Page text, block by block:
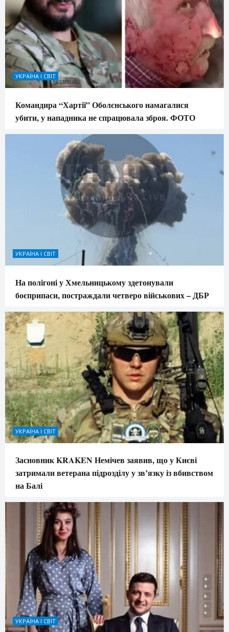
УКРАЇНА І СВІТ
Командира “Хартії” Оболєнського намагалися
убити, у нападника не спрацювала зброя. ФОТО
УКРАЇНА І СВІТ
На полігоні у Хмельницькому здетонували
боєприпаси, постраждали четверо військових – ДБР
УКРАЇНА І СВІТ
Засновник KRAKEN Немічев заявив, що у Києві
затримали ветерана підрозділу у зв’язку із вбивством
на Балі
УКРАЇНА І СВІТ